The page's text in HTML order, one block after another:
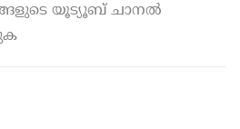
യൂട്യൂബ് ചാനല്‍